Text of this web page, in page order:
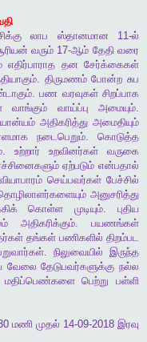
லாப ஸ்தானமான 11-ல்
வரும் 17-ஆம் தேதி வரை
எதிர்பாராத தன சேர்க்கைகள்
. திருமணம் போன்ற சுப
.பண வரவுகள் சிறப்பாக
வாங்கும் வாய்ப்பு அமையும்.
அதிகரித்து அமைதியும்
நடைபெறும்.கொடுத்த
. உற்றார் உறவினர்கள்
வருகை
ஏற்படும் என்பதால்
வியாபாரம் செய்பவர்கள் பேச்சில்
அனுசரித்து
கொள்ள முடியும்.புதிய
அதிகரிக்கும். பயணங்கள்
தங்கள் பணிகளில் திறம்பட
. நிலுவையில்
இருந்த
வேலை தேடுபவர்களுக்கு நல்ல
மதிப்பெண்களை பெற்று
பள்ளி
மணி முதல் 14-09-2018 இரவு